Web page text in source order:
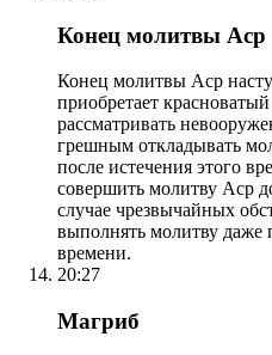
Конец молитвы Аср
Конец молитвы Аср
приобретает
рассматривать
грешным откладывать
после истечения этого
совершить молитву Аср
случае чрезвычайных
выполнять молитву даже
времени.
20:27
Магриб